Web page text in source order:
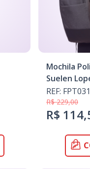
Mochila
Suelen
REF:
R$ 229,00
R$